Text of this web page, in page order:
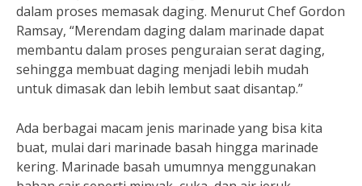
dalam proses memasak daging. Menurut Chef Gordon
Ramsay, “Merendam daging dalam marinade dapat
membantu dalam proses penguraian serat daging,
sehingga membuat daging menjadi lebih mudah
untuk dimasak dan lebih lembut saat disantap.”
Ada berbagai macam jenis marinade yang bisa kita
buat, mulai dari marinade basah hingga marinade
kering. Marinade basah umumnya menggunakan